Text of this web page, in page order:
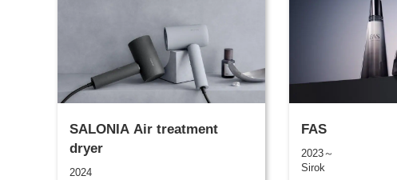
SALONIA Air treatment
dryer
2024
FAS
2023～
Sirok